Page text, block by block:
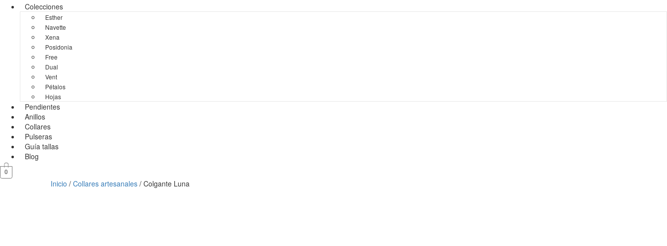
Colecciones
Esther
Navette
Xena
Posidonia
Free
Dual
Vent
Pétalos
Hojas
Pendientes
Anillos
Collares
Pulseras
Guía tallas
Blog
0
Inicio / Collares artesanales / Colgante Luna